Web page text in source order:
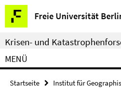
Springe
direkt
zu
Inhalt
Freie Universität
Service-
Navigation
Krisen- und
MENÜ
Startseite
Institut für